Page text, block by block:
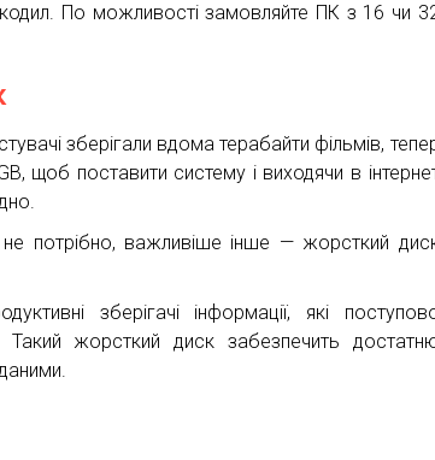
По можливості замовляйте ПК з 16 чи
зберігали вдома терабайти фільмів,
щоб поставити систему і виходячи в
потрібно, важливіше інше — жорсткий
зберігачі інформації, які
Такий жорсткий диск забезпечить